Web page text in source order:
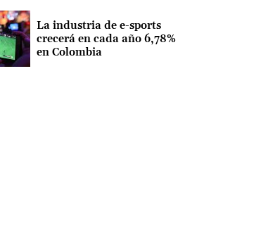
La industria de e-sports
crecerá en cada año 6,78%
en Colombia